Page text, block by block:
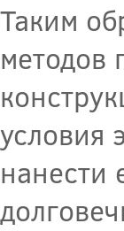
Таким
методов
условия
нанести